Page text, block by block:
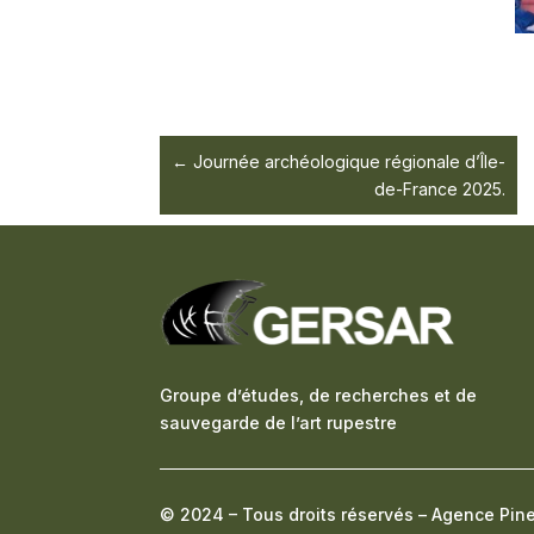
Journée archéologique régionale d’Île-
de-France 2025.
Groupe d’études, de recherches et de
sauvegarde de l’art rupestre
© 2024 – Tous droits réservés –Agence